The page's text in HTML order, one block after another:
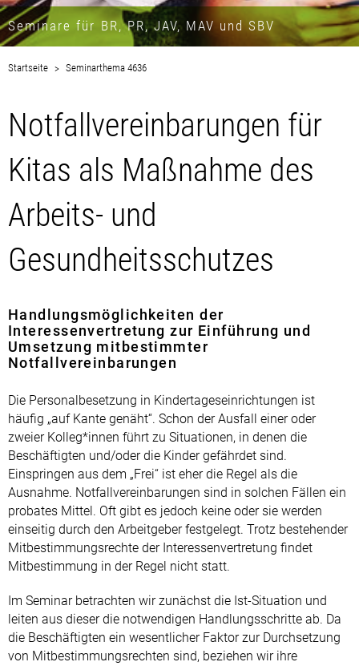
Seminare für BR, PR, JAV, MAV und SBV
Startseite Seminarthema 4636
Notfallvereinbarungen für
Kitas als Maßnahme des
Arbeits- und
Gesundheitsschutzes
Handlungsmöglichkeiten der
Interessenvertretung zur Einführung und
Umsetzung mitbestimmter
Notfallvereinbarungen
Die Personalbesetzung in Kindertageseinrichtungen ist
häufig „auf Kante genäht“. Schon der Ausfall einer oder
zweier Kolleg*innen führt zu Situationen, in denen die
Beschäftigten und/oder die Kinder gefährdet sind.
Einspringen aus dem „Frei“ ist eher die Regel als die
Ausnahme. Notfallvereinbarungen sind in solchen Fällen ein
probates Mittel. Oft gibt es jedoch keine oder sie werden
einseitig durch den Arbeitgeber festgelegt. Trotz bestehender
Mitbestimmungsrechte der Interessenvertretung findet
Mitbestimmung in der Regel nicht statt.
Im Seminar betrachten wir zunächst die Ist-Situation und
leiten aus dieser die notwendigen Handlungsschritte ab. Da
die Beschäftigten ein wesentlicher Faktor zur Durchsetzung
von Mitbestimmungsrechten sind, beziehen wir ihre